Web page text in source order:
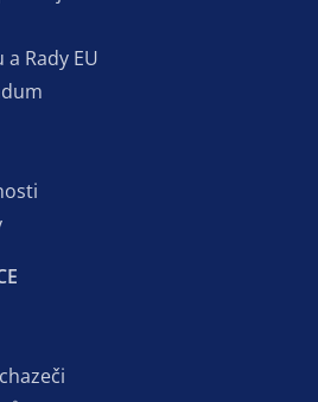
Rady EU